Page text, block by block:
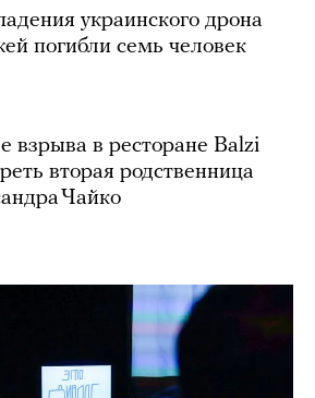
украинского дрона
погибли семь человек
взрыва в ресторане Balzi
вторая родственница
Чайко